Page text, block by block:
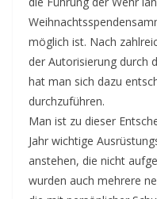
möglich ist. Nach
der Autorisierung durch
hat man sich dazu
durchzuführen.
Man ist zu dieser
Jahr wichtige
anstehen, die nicht
wurden auch mehrere